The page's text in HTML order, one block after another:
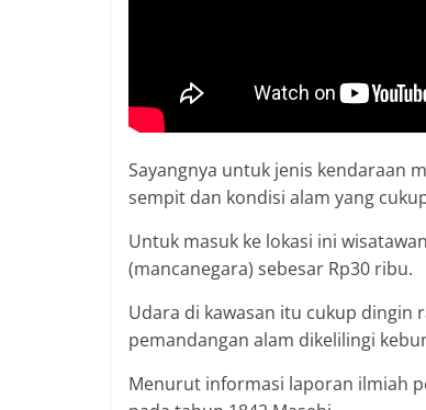
Sayangnya untuk jenis kendaraan
sempit dan kondisi alam yang
Untuk masuk ke lokasi ini
(mancanegara) sebesar Rp30 ribu.
Udara di kawasan itu cukup dingin
pemandangan alam dikelilingi
Menurut informasi laporan ilmiah